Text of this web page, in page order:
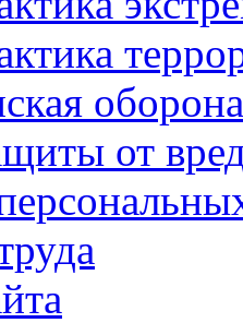
оборона
от